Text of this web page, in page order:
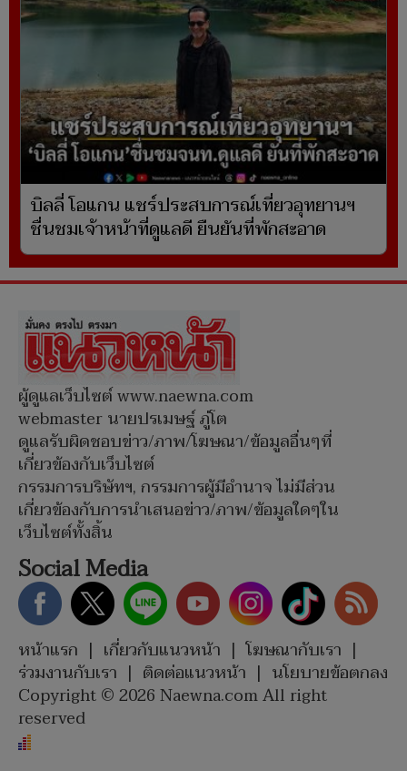
บิลลี่ โอแกน แชร์ประสบการณ์เที่ยวอุทยานฯ
ชื่นชมเจ้าหน้าที่ดูแลดี ยืนยันที่พักสะอาด
ผู้ดูแลเว็บไซต์ www.naewna.com
webmaster นายปรเมษฐ์ ภู่โต
ดูแลรับผิดชอบข่าว/ภาพ/โฆษณา/ข้อมูลอื่นๆที่
เกี่ยวข้องกับเว็บไซต์
กรรมการบริษัทฯ, กรรมการผู้มีอำนาจ ไม่มีส่วน
เกี่ยวข้องกับการนำเสนอข่าว/ภาพ/ข้อมูลใดๆใน
เว็บไซต์ทั้งสิ้น
Social Media
หน้าแรก | เกี่ยวกับแนวหน้า | โฆษณากับเรา |
ร่วมงานกับเรา | ติดต่อแนวหน้า | นโยบายข้อตกลง
Copyright © 2026 Naewna.com All right
reserved